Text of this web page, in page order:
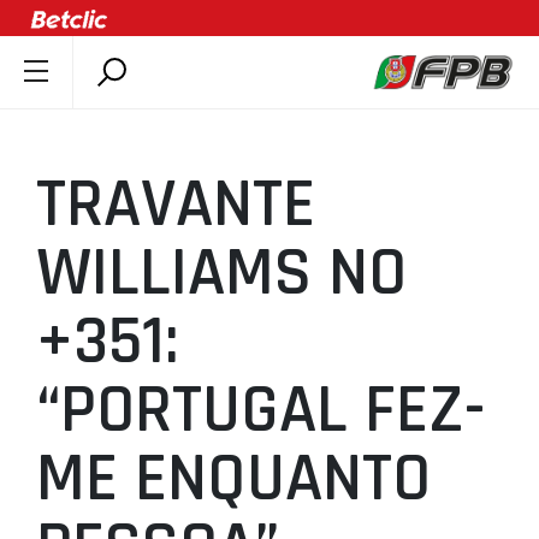
ÚLTIMAS
COMPETIÇÕES
ASSOCIAÇÕES
CLUBES
AGENTES
AGENDA
SELEÇÕES
MINIBASQUETE
TRAVANTE
WILLIAMS NO
+351:
“PORTUGAL FEZ-
ME ENQUANTO